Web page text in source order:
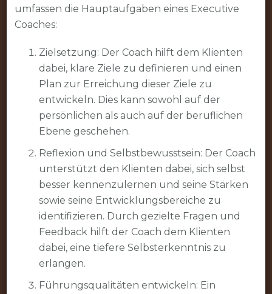
umfassen die Hauptaufgaben eines Executive
Coaches:
Zielsetzung: Der Coach hilft dem Klienten
dabei, klare Ziele zu definieren und einen
Plan zur Erreichung dieser Ziele zu
entwickeln. Dies kann sowohl auf der
persönlichen als auch auf der beruflichen
Ebene geschehen.
Reflexion und Selbstbewusstsein: Der Coach
unterstützt den Klienten dabei, sich selbst
besser kennenzulernen und seine Stärken
sowie seine Entwicklungsbereiche zu
identifizieren. Durch gezielte Fragen und
Feedback hilft der Coach dem Klienten
dabei, eine tiefere Selbsterkenntnis zu
erlangen.
Führungsqualitäten entwickeln: Ein